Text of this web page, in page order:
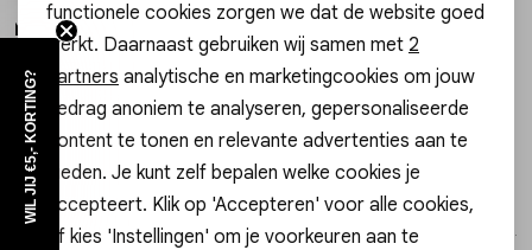
My Jewellery
Earring one piece beads MJ12185
12,99
OS OS
My Jewellery
Earring hoop orange purple pearl MJ12733
1 /2
My Jewellery
Analytische cookies
Marketing cookies
functionele cookies zorgen we dat de website goed
werkt. Daarnaast gebruiken wij samen met 2
partners analytische en marketingcookies om jouw
gedrag anoniem te analyseren, gepersonaliseerde
content te tonen en relevante advertenties aan te
bieden. Je kunt zelf bepalen welke cookies je
accepteert. Klik op 'Accepteren' voor alle cookies,
of kies 'Instellingen' om je voorkeuren aan te
WIL JIJ €5,- KORTING?